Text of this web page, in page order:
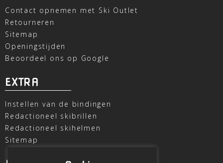
Contact opnemen met Ski Outlet
Retourneren
Sitemap
Openingstijden
Beoordeel ons op Google
EXTRA
Instellen van de bindingen
Redactioneel skibrillen
Redactioneel skihelmen
Sitemap